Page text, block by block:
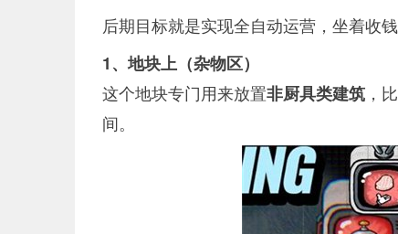
后期目标就是实现全自动运营，坐着收
1、地块上（杂物区）
这个地块专门用来放置非厨具类建筑 ，
间。